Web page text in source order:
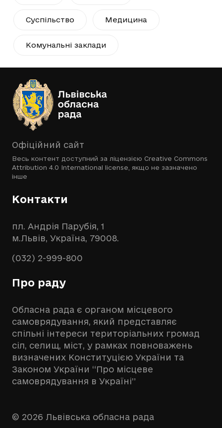
Суспільство Медицина
Комунальні заклади
Офіційний сайт
Весь контент доступний за ліцензією Creative Commons
Attribution 4.0 International license , якщо не зазначено
інше
Контакти
пл. Андрія Парубія, 1
м.Львів, Україна, 79008.
(032) 2-999-800
Про раду
Обласна рада є органом місцевого
самоврядування, який представляє
спільні інтереси територіальних громад
сіл, селищ, міст, у рамках повноважень
визначених Конституцією України та
Законом України “Про місцеве
самоврядування в Україні”
© 2026 Львівська обласна рада